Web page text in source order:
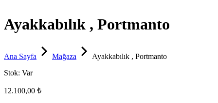
Ayakkabılık , Portmanto
Ana Sayfa Mağaza
Ayakkabılık , Portmanto
Stok: Var
12.100,00 ₺